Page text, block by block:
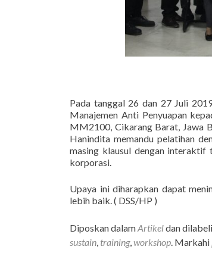
Pada tanggal 26 dan 27 Juli
Manajemen Anti Penyuapan
MM2100, Cikarang Barat, Jawa
Hanindita memandu pelatihan
masing klausul dengan interaktif
korporasi.
Upaya ini diharapkan dapat
lebih baik. ( DSS/HP )
Diposkan dalamArtikeldan dilabeli
sustain training, workshop . Markahi